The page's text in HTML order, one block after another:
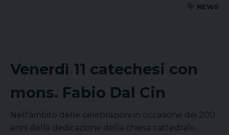
NEWS
Venerdì 11 catechesi con
mons. Fabio Dal Cin
Nell'ambito delle celebrazioni in occasione dei 200
anni della dedicazione della chiesa cattedrale,